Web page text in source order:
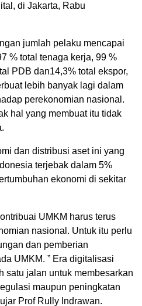
di Jakarta, Rabu
jumlah pelaku mencapai
% total tenaga kerja, 99 %
PDB dan14,3% total ekspor,
lebih banyak lagi dalam
perekonomian nasional.
hal yang membuat itu tidak
dan distribusi aset ini yang
terjebak dalam 5%
ekonomi di sekitar
UMKM harus terus
nasional. Untuk itu perlu
dan pemberian
UMKM. ” Era digitalisasi
satu jalan untuk membesarkan
maupun peningkatan
Prof Rully Indrawan.